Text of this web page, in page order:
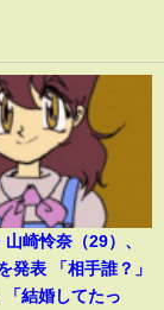
崎怜奈（29）、
発表 「相手誰？」
「結婚してたっ